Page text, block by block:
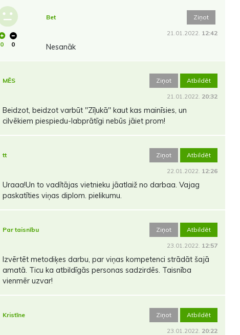
0 0
Bet Ziņot
21.01.2022. 12:42
Nesanāk
MĒS Ziņot Atbildēt
21.01.2022. 20:32
Beidzot, beidzot varbūt ''Zīļukā'' kaut kas mainīsies, un
cilvēkiem piespiedu-labprātīgi nebūs jāiet prom!
tt Ziņot Atbildēt
22.01.2022. 12:26
Uraaa!Un to vadītājas vietnieku jāatlaiž no darbaa. Vajag
paskatīties viņas diplom. pielikumu.
Par taisnību Ziņot Atbildēt
23.01.2022. 12:57
Izvērtēt metodiķes darbu, par viņas kompetenci strādāt šajā
amatā. Ticu ka atbildīgās personas sadzirdēs. Taisnība
vienmēr uzvar!
Kristīne Ziņot Atbildēt
23.01.2022. 20:22